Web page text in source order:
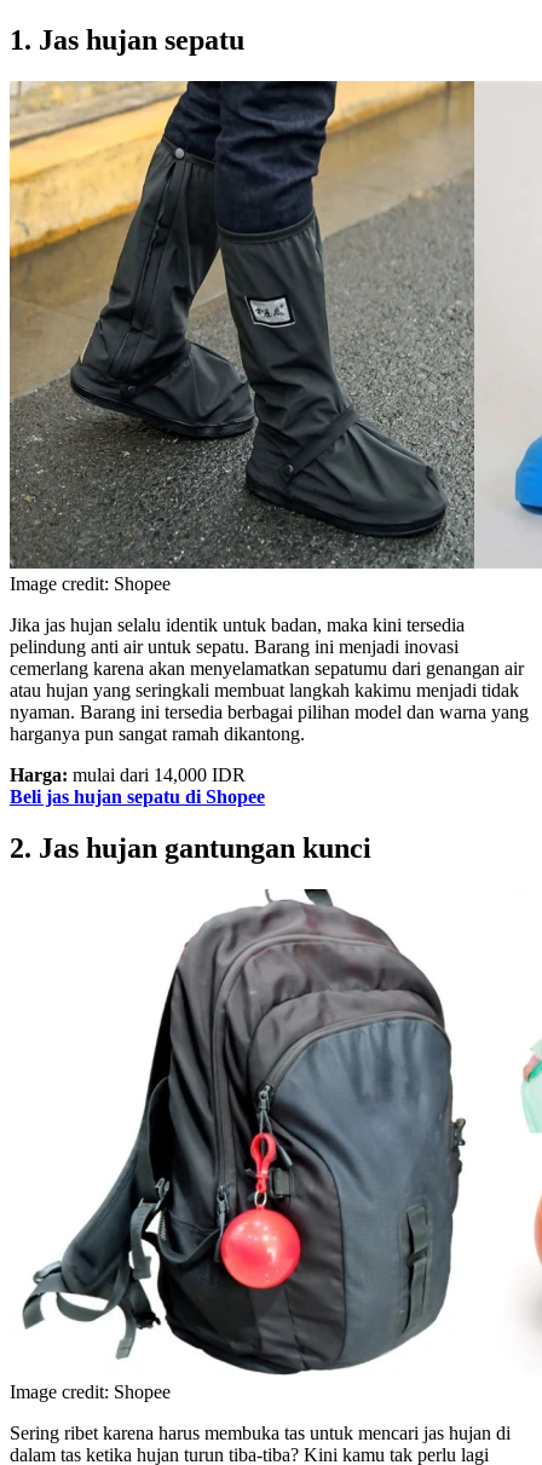
1. Jas hujan sepatu
Image credit: Shopee
Jika jas hujan selalu identik untuk badan, maka kini tersedia
pelindung anti air untuk sepatu. Barang ini menjadi inovasi
cemerlang karena akan menyelamatkan sepatumu dari genangan air
atau hujan yang seringkali membuat langkah kakimu menjadi tidak
nyaman. Barang ini tersedia berbagai pilihan model dan warna yang
harganya pun sangat ramah dikantong.
Harga: mulai dari 14,000 IDR
Beli jas hujan sepatu di Shopee
2. Jas hujan gantungan kunci
Image credit: Shopee
Sering ribet karena harus membuka tas untuk mencari jas hujan di
dalam tas ketika hujan turun tiba-tiba? Kini kamu tak perlu lagi